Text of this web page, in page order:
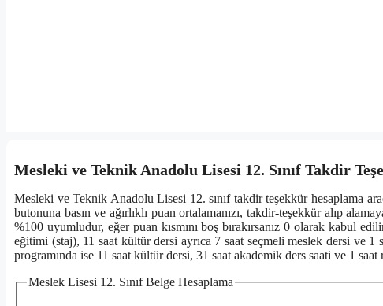
Mesleki ve Teknik Anadolu Lisesi 12. Sınıf Takdir
Mesleki ve Teknik Anadolu Lisesi 12. sınıf takdir teşekkür hesaplama
butonuna basın ve ağırlıklı puan ortalamanızı, takdir-teşekkür alıp
%100 uyumludur, eğer puan kısmını boş bırakırsanız 0 olarak kabul
eğitimi (staj), 11 saat kültür dersi ayrıca 7 saat seçmeli meslek dersi ve
programında ise 11 saat kültür dersi, 31 saat akademik ders saati ve 1
Meslek Lisesi 12. Sınıf Belge Hesaplama